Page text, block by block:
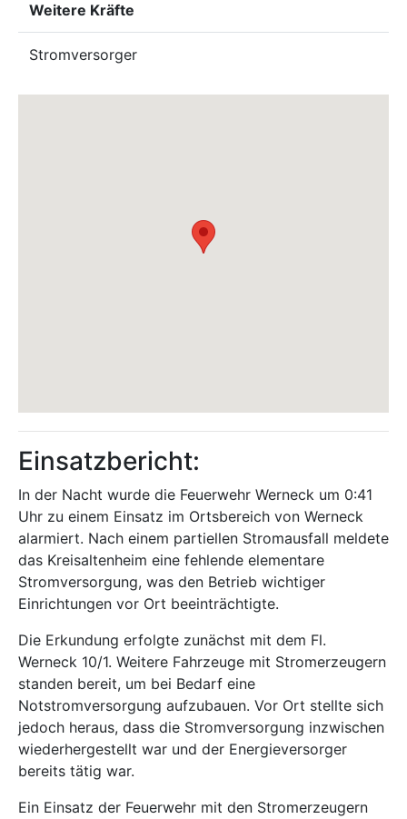
Weitere Kräfte
Stromversorger
Einsatzbericht:
In der Nacht wurde die Feuerwehr Werneck um 0:41
Uhr zu einem Einsatz im Ortsbereich von Werneck
alarmiert. Nach einem partiellen Stromausfall meldete
das Kreisaltenheim eine fehlende elementare
Stromversorgung, was den Betrieb wichtiger
Einrichtungen vor Ort beeinträchtigte.
Die Erkundung erfolgte zunächst mit dem Fl.
Werneck 10/1. Weitere Fahrzeuge mit Stromerzeugern
standen bereit, um bei Bedarf eine
Notstromversorgung aufzubauen. Vor Ort stellte sich
jedoch heraus, dass die Stromversorgung inzwischen
wiederhergestellt war und der Energieversorger
bereits tätig war.
Ein Einsatz der Feuerwehr mit den Stromerzeugern